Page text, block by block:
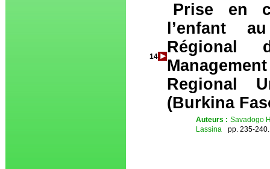
14
Prise en
l’enfant
Régional
Regional
(Burkina
Auteurs : Savadogo
Lassina
pp. 235-240.